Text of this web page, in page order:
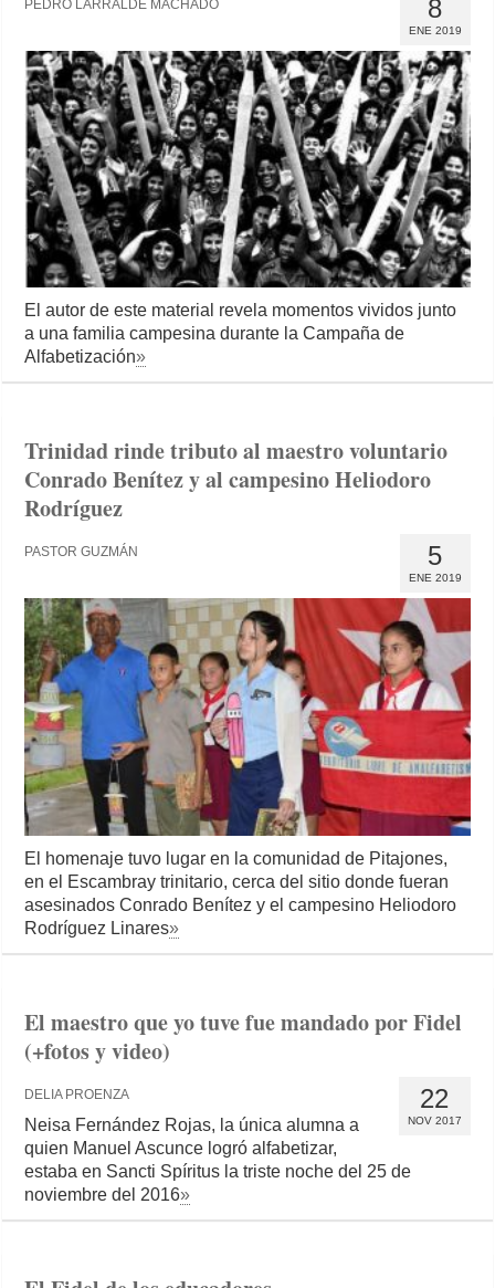
8
ENE 2019
PEDRO LARRALDE MACHADO
El autor de este material revela momentos vividos junto
a una familia campesina durante la Campaña de
Alfabetización»
Trinidad rinde tributo al maestro voluntario
Conrado Benítez y al campesino Heliodoro
Rodríguez
5
ENE 2019
PASTOR GUZMÁN
El homenaje tuvo lugar en la comunidad de Pitajones,
en el Escambray trinitario, cerca del sitio donde fueran
asesinados Conrado Benítez y el campesino Heliodoro
Rodríguez Linares»
El maestro que yo tuve fue mandado por Fidel
(+fotos y video)
22
NOV 2017
DELIA PROENZA
Neisa Fernández Rojas, la única alumna a
quien Manuel Ascunce logró alfabetizar,
estaba en Sancti Spíritus la triste noche del 25 de
noviembre del 2016»